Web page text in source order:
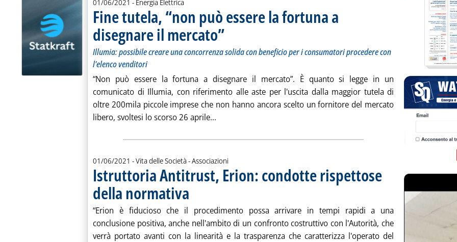
01/06/2021 - Energia Elettrica
Fine tutela, “non può essere la fortuna a
disegnare il mercato”. Sottotitolo: Illumia: possibile creare una concorrenza solida con beneficio per i consumatori
. Pubblicata martedì 01 giugno 2021 alle 18.24.
Illumia: possibile creare una concorrenza solida con beneficio per i consumatori procedere con
l'elenco venditori
“Non può essere la fortuna a disegnare il mercato”. È quanto si legge in un
comunicato di Illumia, con riferimento alle aste per l'uscita dalla maggior tutela di
oltre 200mila piccole imprese che non hanno ancora scelto un fornitore del mercato
libero, svoltesi lo scorso 26 aprile... Leggi tutta la notizia: 'Fine tutela, “non può essere la fortuna a
01/06/2021 - Vita delle Società - Associazioni
Istruttoria Antitrust, Erion: condotte rispettose
della normativa
“Erion è fiducioso che il procedimento possa arrivare in tempi rapidi a una
conclusione positiva, anche nell'ambito di un confronto costruttivo con l'Autorità, che
verrà portato avanti con la linearità e la trasparenza che caratterizza l'operato del